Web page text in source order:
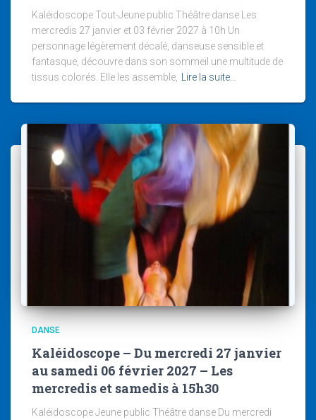
Kaléidoscope Tout-Jeune public Théâtre danse Les
mercredis 27 janvier et 03 février 2027 à 10h Un
personnage légèrement décalé, danseuse sensible et
fantasque, découvre dans son sommeil une multitude de
tissus colorés. Elle les assemble,
Lire la suite…
DANSE
Kaléidoscope – Du mercredi 27 janvier
au samedi 06 février 2027 – Les
mercredis et samedis à 15h30
Kaléidoscope Jeune public Théâtre danse Du mercredi